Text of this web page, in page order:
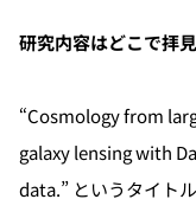
研究内容はどこで拝
“Cosmology from
galaxy lensing with
data.” というタイト